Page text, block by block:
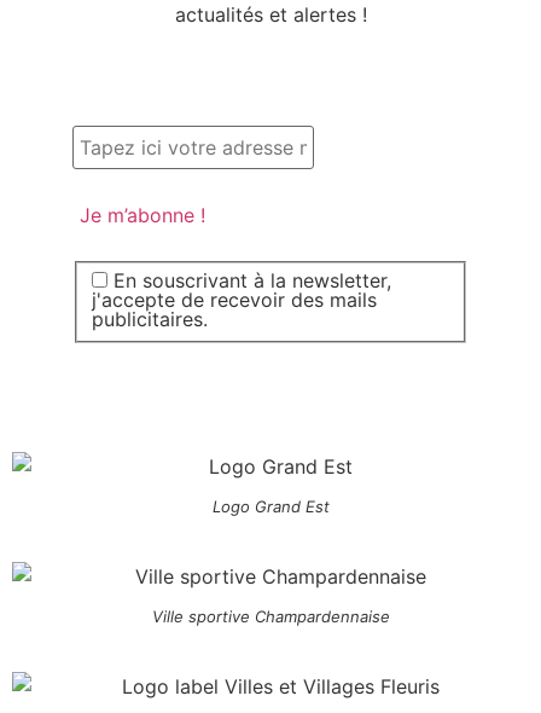
actualités et alertes !
En souscrivant à la newsletter,
j'accepte de recevoir des mails
publicitaires.
Logo Grand Est
Ville sportive Champardennaise